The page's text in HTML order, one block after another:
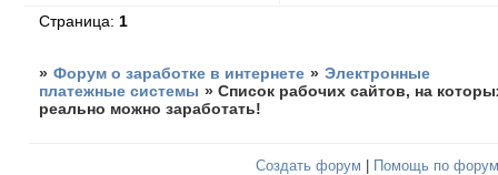
Страница:1
» Форум о заработке в интернете » Электронные
платежные системы »Список рабочих сайтов, на
реально можно заработать!
Создать форум | Помощь по